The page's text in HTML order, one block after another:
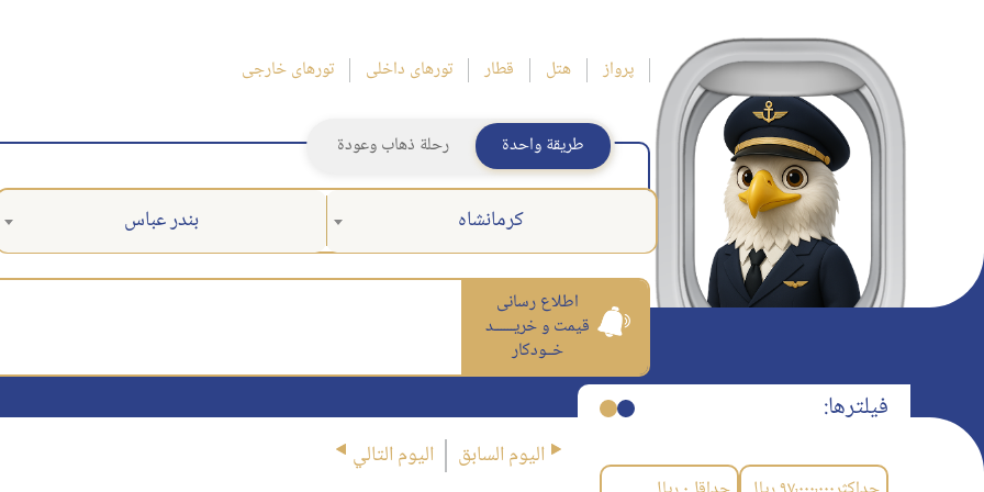
پرواز هتل قطار تورهای داخلی تورهای خارجی
طريقة واحدة رحلة ذهاب وعودة
كرمانشاه بندر عباس
اطلاع رسانی
قیمت و خریــــــد
خــودکار
فیلترها:
اليوم السابق اليوم التالي